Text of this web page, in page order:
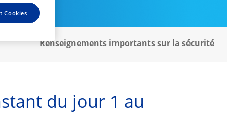
Renseignements importants sur la sécurité
du jour 1 au
Cookies